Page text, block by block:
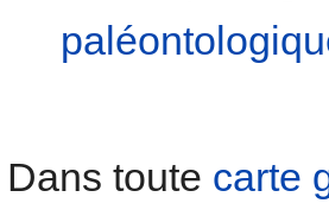
Dans toute carte